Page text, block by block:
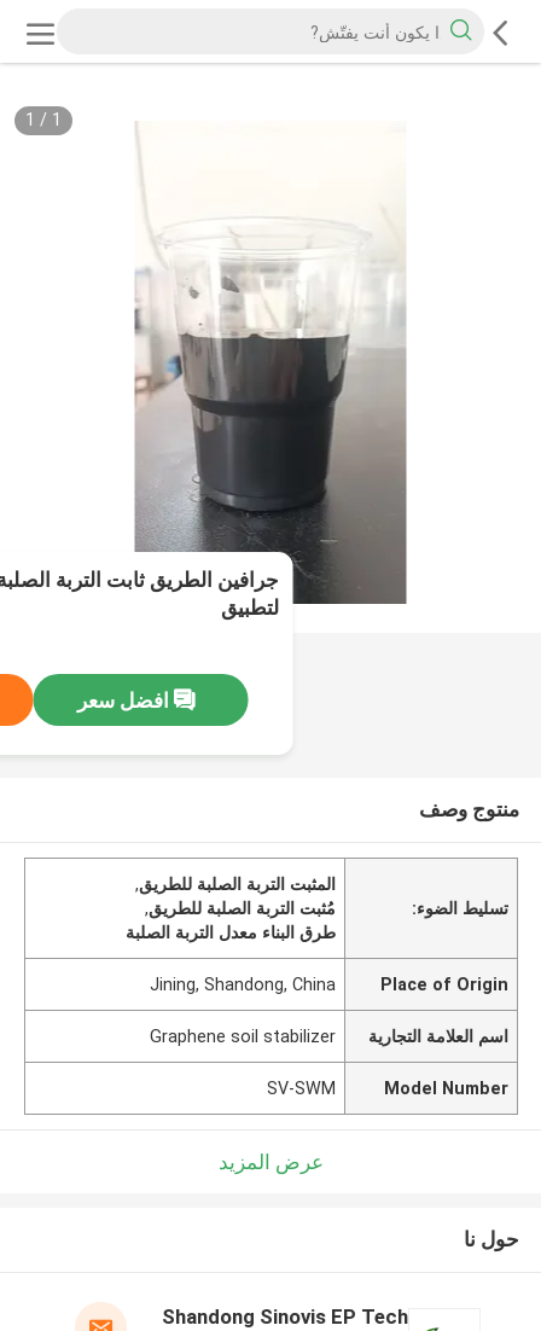
1
/
1
جرافين الطريق ثابت التربة
لتطبيق
افضل سعر
منتوج وصف
تسليط الضوء:
المثبت التربة الصلبة للطريق,
مُثبت التربة الصلبة للطريق,
طرق البناء معدل التربة الصلبة
Place of Origin
Jining, Shandong, China
اسم العلامة التجارية Graphene soil stabilizer
Model Number
SV-SWM
عرض المزيد
حول نا
Shandong Sinovis EP Tech